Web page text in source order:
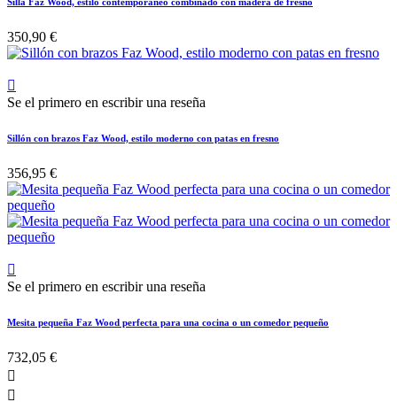
350,90 €

Se el primero en escribir una reseña
Sillón con brazos Faz Wood, estilo moderno con patas en fresno
356,95 €

Se el primero en escribir una reseña
Mesita pequeña Faz Wood perfecta para una cocina o un comedor pequeño
732,05 €

